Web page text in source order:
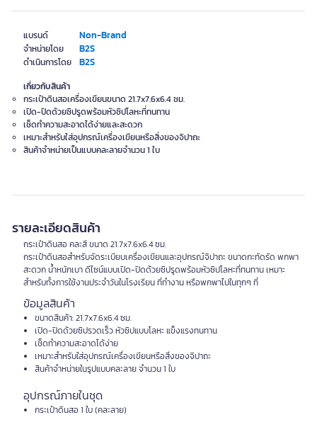
แบรนด์ Non-Brand
จำหน่ายโดย B2S
ดำเนินการโดย B2S
เกี่ยวกับสินค้า
กระเป๋าดินสอเครื่องเขียนขนาด 21.7x7.6x6.4 ซม.
เปิด-ปิดด้วยซิปรูดพร้อมหัวซิปโลหะที่ทนทาน
เช็ดทำความสะอาดได้ง่ายและสะดวก
เหมาะสำหรับใส่อุปกรณ์เครื่องเขียนหรือสิ่งของจิปาถะ
สินค้าจำหน่ายเป็นแบบคละลายจำนวน 1 ใบ
รายละเอียดสินค้า
กระเป๋าดินสอ คละสี ขนาด 21.7x7.6x6.4 ซม.
กระเป๋าดินสอสำหรับจัดระเบียบเครื่องเขียนและอุปกรณ์จิปาถะ ขนาดกะทัดรัด พกพา
สะดวก น้ำหนักเบา ดีไซน์แบบเปิด-ปิดด้วยซิปรูดพร้อมหัวซิปโลหะที่ทนทาน เหมาะ
สำหรับทั้งการใช้งานประจำวันในโรงเรียน ที่ทำงาน หรือพกพาไปในทุกๆ ที่
ข้อมูลสินค้า
ขนาดสินค้า: 21.7x7.6x6.4 ซม.
เปิด-ปิดด้วยซิปรวดเร็ว หัวซิปแบบโลหะ แข็งแรงทนทาน
เช็ดทำความสะอาดได้ง่าย
เหมาะสำหรับใส่อุปกรณ์เครื่องเขียนหรือสิ่งของจิปาถะ
สินค้าจำหน่ายในรูปแบบคละลาย จำนวน 1 ใบ
อุปกรณ์ภายในชุด
กระเป๋าดินสอ 1 ใบ (คละลาย)